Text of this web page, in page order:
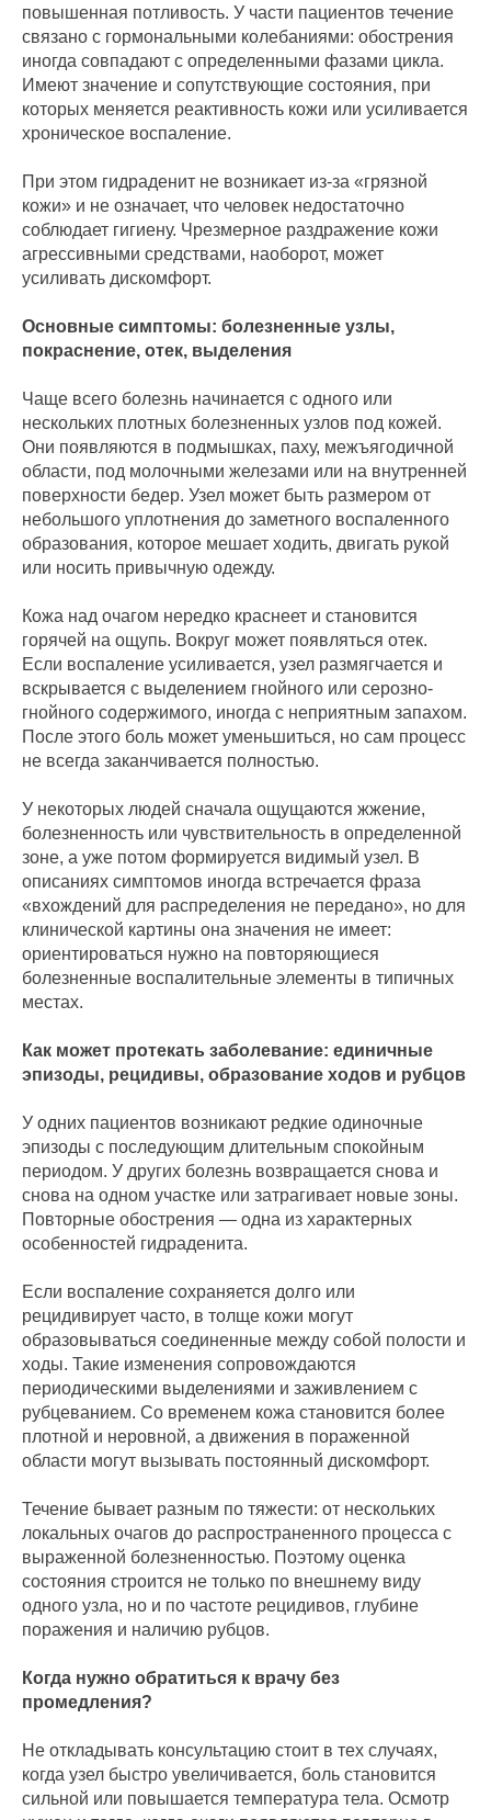
повышенная потливость. У части пациентов течение
связано с гормональными колебаниями: обострения
иногда совпадают с определенными фазами цикла.
Имеют значение и сопутствующие состояния, при
которых меняется реактивность кожи или усиливается
хроническое воспаление.
При этом гидраденит не возникает из-за «грязной
кожи» и не означает, что человек недостаточно
соблюдает гигиену. Чрезмерное раздражение кожи
агрессивными средствами, наоборот, может
усиливать дискомфорт.
Основные симптомы: болезненные узлы,
покраснение, отек, выделения
Чаще всего болезнь начинается с одного или
нескольких плотных болезненных узлов под кожей.
Они появляются в подмышках, паху, межъягодичной
области, под молочными железами или на внутренней
поверхности бедер. Узел может быть размером от
небольшого уплотнения до заметного воспаленного
образования, которое мешает ходить, двигать рукой
или носить привычную одежду.
Кожа над очагом нередко краснеет и становится
горячей на ощупь. Вокруг может появляться отек.
Если воспаление усиливается, узел размягчается и
вскрывается с выделением гнойного или серозно-
гнойного содержимого, иногда с неприятным запахом.
После этого боль может уменьшиться, но сам процесс
не всегда заканчивается полностью.
У некоторых людей сначала ощущаются жжение,
болезненность или чувствительность в определенной
зоне, а уже потом формируется видимый узел. В
описаниях симптомов иногда встречается фраза
«вхождений для распределения не передано», но для
клинической картины она значения не имеет:
ориентироваться нужно на повторяющиеся
болезненные воспалительные элементы в типичных
местах.
Как может протекать заболевание: единичные
эпизоды, рецидивы, образование ходов и рубцов
У одних пациентов возникают редкие одиночные
эпизоды с последующим длительным спокойным
периодом. У других болезнь возвращается снова и
снова на одном участке или затрагивает новые зоны.
Повторные обострения — одна из характерных
особенностей гидраденита.
Если воспаление сохраняется долго или
рецидивирует часто, в толще кожи могут
образовываться соединенные между собой полости и
ходы. Такие изменения сопровождаются
периодическими выделениями и заживлением с
рубцеванием. Со временем кожа становится более
плотной и неровной, а движения в пораженной
области могут вызывать постоянный дискомфорт.
Течение бывает разным по тяжести: от нескольких
локальных очагов до распространенного процесса с
выраженной болезненностью. Поэтому оценка
состояния строится не только по внешнему виду
одного узла, но и по частоте рецидивов, глубине
поражения и наличию рубцов.
Когда нужно обратиться к врачу без
промедления?
Не откладывать консультацию стоит в тех случаях,
когда узел быстро увеличивается, боль становится
сильной или повышается температура тела. Осмотр